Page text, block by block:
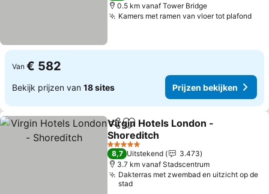
0.5 km vanaf Tower Bridge
Kamers met ramen van vloer tot plafond
Van € 582
Bekijk prijzen van 18 sites Prijzen bekijken
DelenToevoegen aan favorieten
Virgin Hotels London -
Shoreditch
Prijzen bekijken
5 Sterren
8,7 Uitstekend
3.473
3.7 km vanaf Stadscentrum
Dakterras met zwembad en uitzicht op de
stad